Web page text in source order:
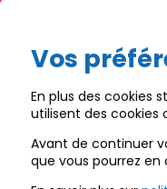
Vos
En plus des cookies
utilisent des cookies
Avant de continuer
que vous pourrez